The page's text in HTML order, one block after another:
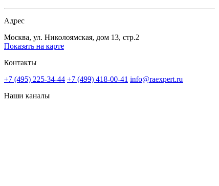
Адрес
Москва, ул. Николоямская, дом 13, стр.2
Показать на карте
Контакты
+7 (495) 225-34-44 +7 (499) 418-00-41 info@raexpert.ru
Наши каналы